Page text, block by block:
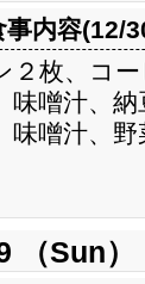
事内容(12/
２枚、コ
味噌汁、納
味噌汁、野
（Sun）